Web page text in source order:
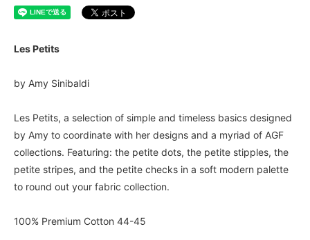
Les Petits
by Amy Sinibaldi
Les Petits, a selection of simple and timeless basics designed
by Amy to coordinate with her designs and a myriad of AGF
collections. Featuring: the petite dots, the petite stipples, the
petite stripes, and the petite checks in a soft modern palette
to round out your fabric collection.
100% Premium Cotton 44-45